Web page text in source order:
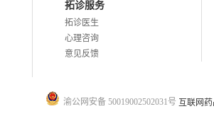
拓诊服务
拓诊医生
心理咨询
意见反馈
渝公网安备 50019002502031号 互联网